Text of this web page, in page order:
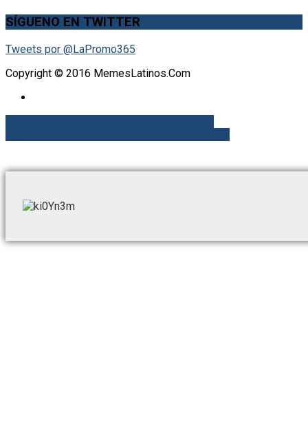
SÍGUENO EN TWITTER
Tweets por @LaPromo365
Copyright © 2016 MemesLatinos.Com